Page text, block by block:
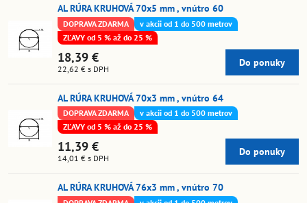
AL RÚRA KRUHOVÁ 70x5 mm , vnútro 60
DOPRAVA ZDARMA
v akcii od 1 do 500 metrov
ZĽAVY od 5 % až do 25 %
18,39 €
22,62 € s DPH
Do ponuky
AL RÚRA KRUHOVÁ 70x3 mm , vnútro 64
DOPRAVA ZDARMA
v akcii od 1 do 500 metrov
ZĽAVY od 5 % až do 25 %
11,39 €
14,01 € s DPH
Do ponuky
AL RÚRA KRUHOVÁ 76x3 mm , vnútro 70